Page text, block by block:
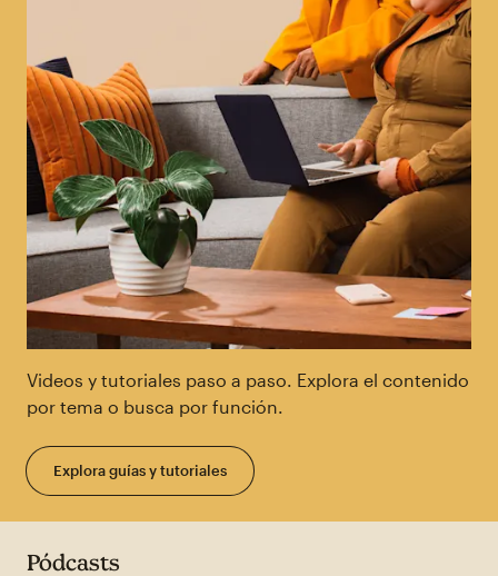
Videos y tutoriales paso a paso. Explora el contenido
por tema o busca por función.
Explora guías y tutoriales
Pódcasts